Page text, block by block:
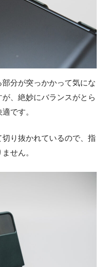
分が突っかかって気にな
、絶妙にバランスがとら
です。
り抜かれているので、指
せん。